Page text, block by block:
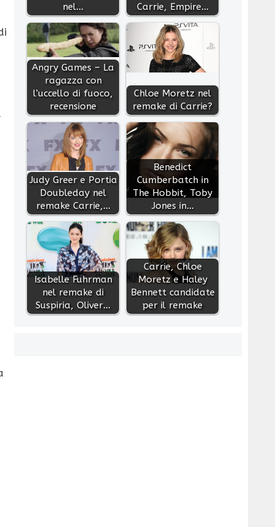
nel…
Carrie, Empire…
Angry Games – La
ragazza con
l’uccello di fuoco,
recensione
Chloe Moretz nel
remake di Carrie?
Judy Greer e Portia
Doubleday nel
remake Carrie,…
Benedict
Cumberbatch in
The Hobbit, Toby
Jones in…
Isabelle Fuhrman
nel remake di
Suspiria, Oliver…
Carrie, Chloe
Moretz e Haley
Bennett candidate
per il remake